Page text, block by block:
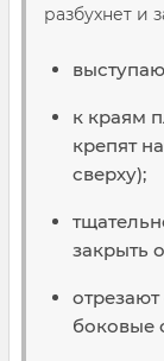
разбухнет и
к краям
крепят
сверху);
закрыть
боковые